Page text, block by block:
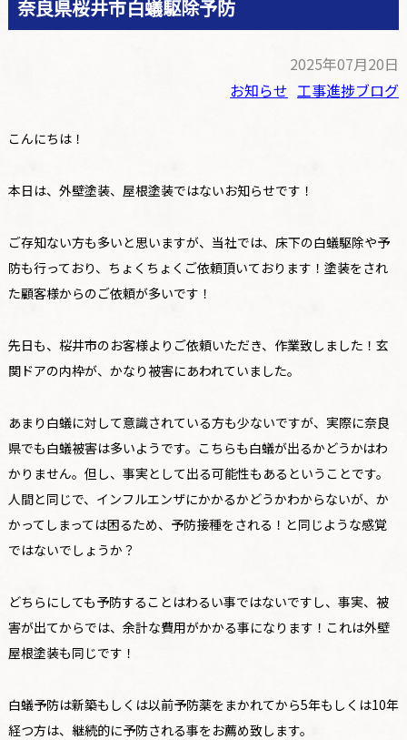
奈良県桜井市白蟻駆除予防
2025年07月20日
お知らせ 工事進捗ブログ
こんにちは！
本日は、外壁塗装、屋根塗装ではないお知らせです！
ご存知ない方も多いと思いますが、当社では、床下の白蟻駆除や予
防も行っており、ちょくちょくご依頼頂いております！塗装をされ
た顧客様からのご依頼が多いです！
先日も、桜井市のお客様よりご依頼いただき、作業致しました！玄
関ドアの内枠が、かなり被害にあわれていました。
あまり白蟻に対して意識されている方も少ないですが、実際に奈良
県でも白蟻被害は多いようです。こちらも白蟻が出るかどうかはわ
かりません。但し、事実として出る可能性もあるということです。
人間と同じで、インフルエンザにかかるかどうかわからないが、か
かってしまっては困るため、予防接種をされる！と同じような感覚
ではないでしょうか？
どちらにしても予防することはわるい事ではないですし、事実、被
害が出てからでは、余計な費用がかかる事になります！これは外壁
屋根塗装も同じです！
白蟻予防は新築もしくは以前予防薬をまかれてから5年もしくは10年
経つ方は、継続的に予防される事をお薦め致します。